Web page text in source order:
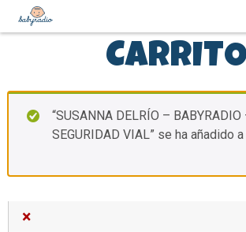
CARRITO
“SUSANNA DELRÍO –
SEGURIDAD VIAL” se ha añadido
×